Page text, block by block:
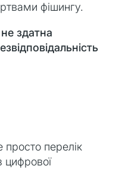
фішингу.
не здатна
перелік
цифрової